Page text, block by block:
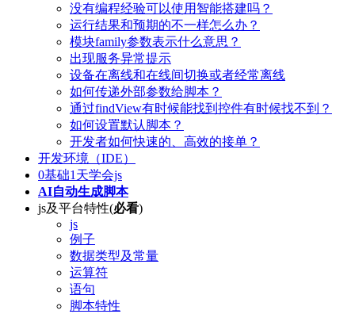
没有编程经验可以使用智能搭建吗？
运行结果和预期的不一样怎么办？
模块family参数表示什么意思？
出现服务异常提示
设备在离线和在线间切换或者经常离线
如何传递外部参数给脚本？
通过findView有时候能找到控件有时候找不到？
如何设置默认脚本？
开发者如何快速的、高效的接单？
开发环境（IDE）
0基础1天学会js
AI自动生成脚本
js及平台特性(必看)
js
例子
数据类型及常量
运算符
语句
脚本特性